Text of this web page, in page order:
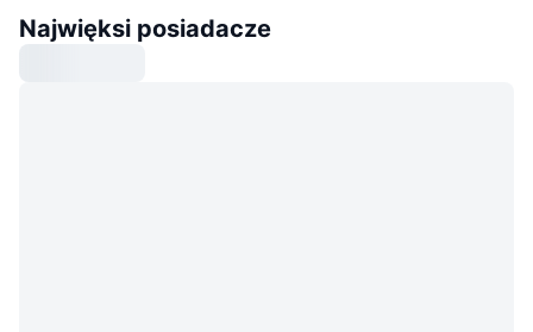
Najwięksi posiadacze